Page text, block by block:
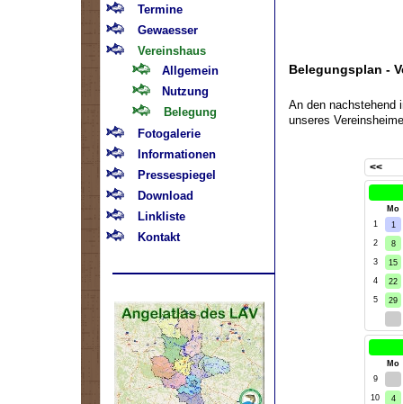
Termine
Gewaesser
Vereinshaus
Allgemein
Nutzung
Belegung
Fotogalerie
Informationen
Pressespiegel
Download
Linkliste
Kontakt
Belegungsplan -
An den nachstehend
unseres
<<
Mo
1
1
2 8
3 15
4 22
5 29
Mo
9
10 4